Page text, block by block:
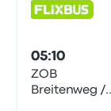
05:10
ZOB
Breitenweg /